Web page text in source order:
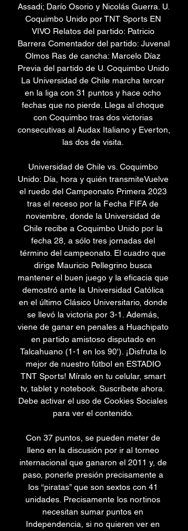
Assadi; Darío Osorio y Nicolás Guerra. U.
Coquimbo Unido por TNT Sports EN
VIVO Relatos del partido: Patricio
Barrera Comentador del partido: Juvenal
Olmos Ras de cancha: Marcelo Díaz
Previa del partido de U. Coquimbo Unido
La Universidad de Chile marcha tercer
en la liga con 31 puntos y hace ocho
fechas que no pierde. Llega al choque
con Coquimbo tras dos victorias
consecutivas al Audax Italiano y Everton,
las dos de visita.
Universidad de Chile vs. Coquimbo
Unido: Día, hora y quién transmiteVuelve
el ruedo del Campeonato Primera 2023
tras el receso por la Fecha FIFA de
noviembre, donde la Universidad de
Chile recibe a Coquimbo Unido por la
fecha 28, a sólo tres jornadas del
término del campeonato. El cuadro que
dirige Mauricio Pellegrino busca
mantener el buen juego y la eficacia que
demostró ante la Universidad Católica
en el último Clásico Universitario, donde
se llevó la victoria por 3-1. Además,
viene de ganar en penales a Huachipato
en partido amistoso disputado en
Talcahuano (1-1 en los 90'). ¡Disfruta lo
mejor de nuestro fútbol en ESTADIO
TNT Sports! Míralo en tu celular, smart
tv, tablet y notebook. Suscríbete ahora.
Debe activar el uso de Cookies Sociales
para ver el contenido.
Con 37 puntos, se pueden meter de
lleno en la discusión por ir al torneo
internacional que ganaron el 2011 y, de
paso, ponerle presión precisamente a
los “piratas” que son sextos con 41
unidades. Precisamente los nortinos
necesitan sumar puntos en
Independencia, si no quieren ver en